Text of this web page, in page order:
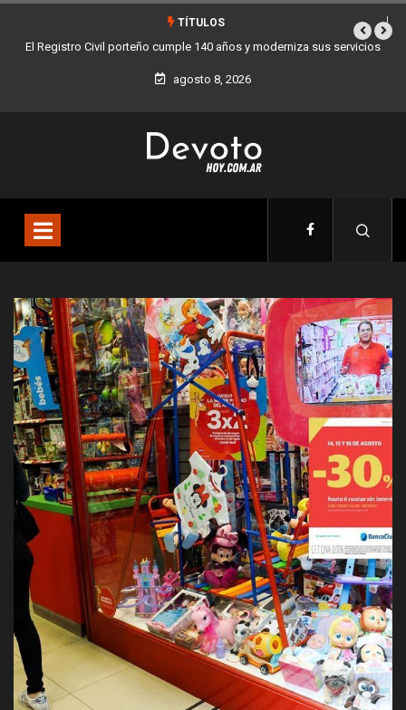
TÍTULOS
sus servicios Buenos Aires sumó 12 nuevos Bares Notables y ya son 90 en
la Ciudad
agosto 8, 2026